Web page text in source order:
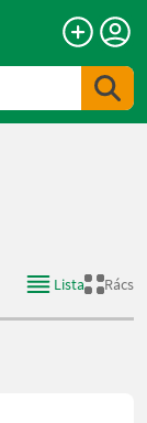
Lista
Rács